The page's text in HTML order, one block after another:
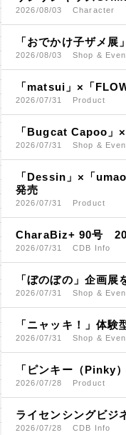
2026/08/03 Character
「おでかけ子ザメ展
2026/08/03 Shop &
「matsui」×「
2026/07/31 Product
「Bugcat Capoo」
2026/07/31 Shop &
「Dessin」×「
発売
2026/07/31 Product
CharaBiz+ 90号
2026/07/31 CDB Info
「ぼのぼの」企画
2026/07/31 Shop &
「ニャッキ！」体
2026/07/31 Shop &
「ピンキー（Pinky
2026/07/28 Product
ライセンシングビジ
2026/07/28 CDB Info